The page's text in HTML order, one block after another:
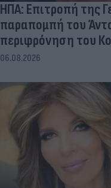
ΗΠΑ: Επιτροπή της
παραπομπή του
περιφρόνηση του
06.08.2026